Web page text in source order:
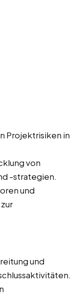
Projektrisiken in
von
-strategien.
und
und